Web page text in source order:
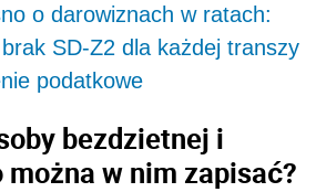
o darowiznach w ratach:
SD-Z2 dla każdej transzy
podatkowe
bezdzietnej i
w nim zapisać?